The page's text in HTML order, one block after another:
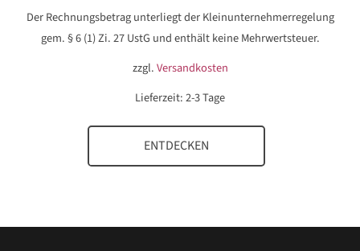
Der Rechnungsbetrag unterliegt der Kleinunternehmerregelung
gem. § 6 (1) Zi. 27 UstG und enthält keine Mehrwertsteuer.
zzgl.Versandkosten
Lieferzeit:2-3 Tage
ENTDECKEN